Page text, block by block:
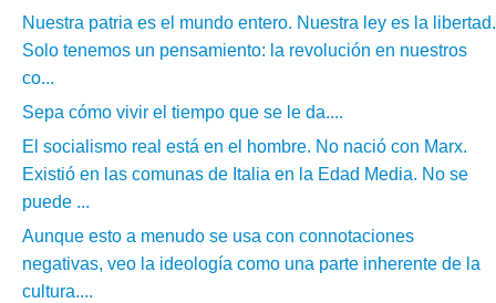
Nuestra patria es el mundo entero. Nuestra ley es la libertad.
Solo tenemos un pensamiento: la revolución en nuestros
co...
Sepa cómo vivir el tiempo que se le da....
El socialismo real está en el hombre. No nació con Marx.
Existió en las comunas de Italia en la Edad Media. No se
puede ...
Aunque esto a menudo se usa con connotaciones
negativas, veo la ideología como una parte inherente de la
cultura....